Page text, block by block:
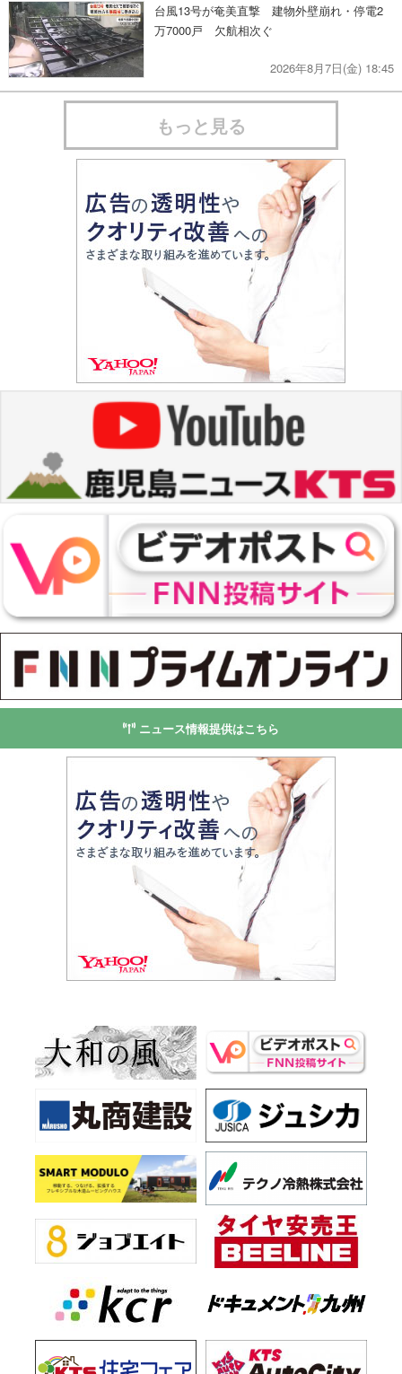
台風13号が奄美直撃 建物外壁崩れ・停電2
万7000戸 欠航相次ぐ
2026年8月7日(金) 18:45
もっと見る
ニュース情報提供はこちら